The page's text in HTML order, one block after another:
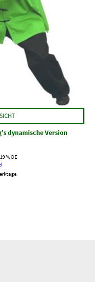
dynamische Version
% DE